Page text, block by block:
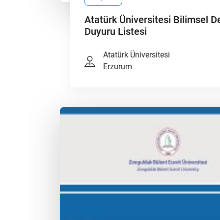
Atatürk Üniversitesi Bilimsel
Duyuru Listesi
Atatürk Üniversitesi
Erzurum